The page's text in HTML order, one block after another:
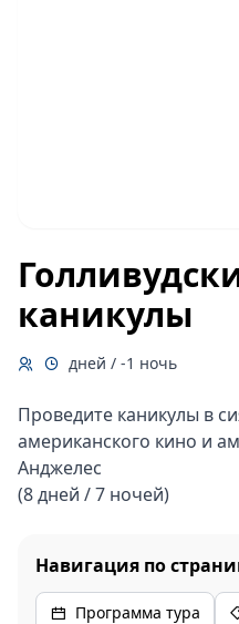
каникулы
дней / -1 ночь
Проведите каникулы в
американского кино и
Анджелес
(8 дней / 7 ночей)
Навигация по
Программа тура